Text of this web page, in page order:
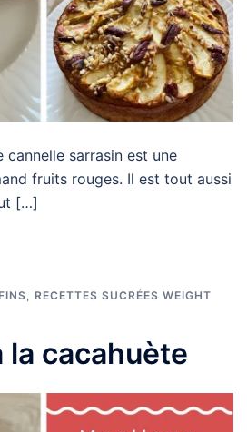
cannelle sarrasin est une
fruits rouges. Il est tout aussi
[…]
, RECETTES SUCRÉES WEIGHT
la cacahuète